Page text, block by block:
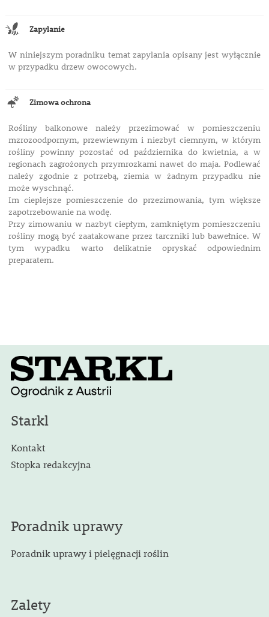
Zapylanie
W niniejszym poradniku temat zapylania opisany jest wyłącznie
w przypadku drzew owocowych.
Zimowa ochrona
Rośliny balkonowe należy przezimować w pomieszczeniu
mzrozoodpornym, przewiewnym i niezbyt ciemnym, w którym
rośliny powinny pozostać od października do kwietnia, a w
regionach zagrożonych przymrozkami nawet do maja. Podlewać
należy zgodnie z potrzebą, ziemia w żadnym przypadku nie
może wyschnąć.
Im cieplejsze pomieszczenie do przezimowania, tym większe
zapotrzebowanie na wodę.
Przy zimowaniu w nazbyt ciepłym, zamkniętym pomieszczeniu
rośliny mogą być zaatakowane przez tarczniki lub bawełnice. W
tym wypadku warto delikatnie opryskać odpowiednim
preparatem.
Starkl
Kontakt
Stopka redakcyjna
Poradnik uprawy
Poradnik uprawy i pielęgnacji roślin
Zalety